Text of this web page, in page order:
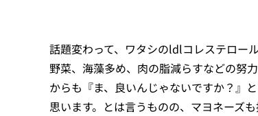
話題変わって、ワタシのldlコレステロー
野菜、海藻多め、肉の脂減らすなどの努
からも『ま、良いんじゃないですか？』
思います。とは言うものの、マヨネーズ